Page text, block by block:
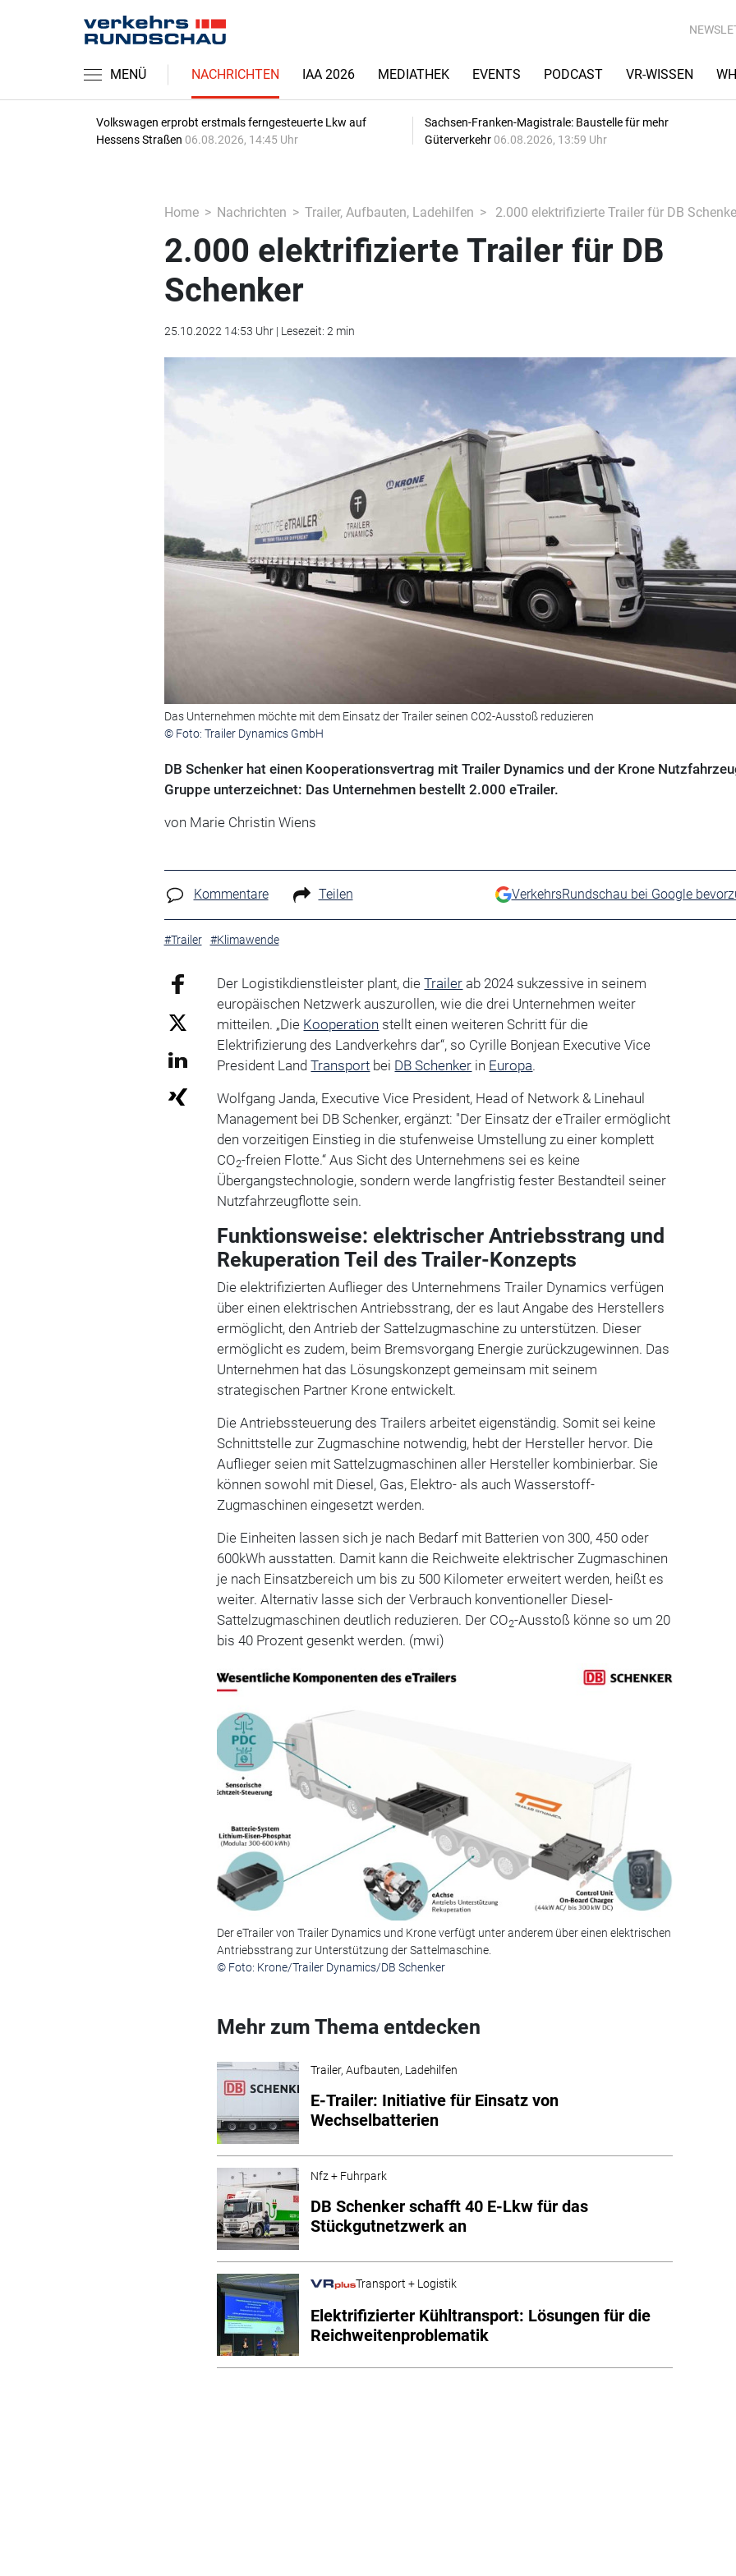
MENÜ NACHRICHTEN IAA 2026 MEDIATHEK EVENTS PODCAST VR-WISSEN
Volkswagen erprobt erstmals ferngesteuerte Lkw auf
Hessens Straßen 06.08.2026, 14:45 Uhr
Sachsen-Franken-Magistrale: Baustelle für mehr
Güterverkehr 06.08.2026, 13:59 Uhr
Home Nachrichten Trailer, Aufbauten, Ladehilfen 2.000 elektrifizierte Trailer für DB
2.000 elektrifizierte Trailer für DB
Schenker
25.10.2022 14:53 Uhr | Lesezeit: 2 min
Das Unternehmen möchte mit dem Einsatz der Trailer seinen CO2-Ausstoß reduzieren
© Foto: Trailer Dynamics GmbH
DB Schenker hat einen Kooperationsvertrag mit Trailer Dynamics und der Krone
Gruppe unterzeichnet: Das Unternehmen bestellt 2.000 eTrailer.
von Marie Christin Wiens
Kommentare Teilen VerkehrsRundschau bei Google
#Trailer #Klimawende
Der Logistikdienstleister plant, dieTrailer ab 2024 sukzessive in seinem
europäischen Netzwerk auszurollen, wie die drei Unternehmen weiter
mitteilen. „Die Kooperation stellt einen weiteren Schritt für die
Elektrifizierung des Landverkehrs dar“, so Cyrille Bonjean Executive Vice
President LandTransport bei DB Schenker in Europa.
Wolfgang Janda, Executive Vice President, Head of Network & Linehaul
Management bei DB Schenker, ergänzt: "Der Einsatz der eTrailer ermöglicht
den vorzeitigen Einstieg in die stufenweise Umstellung zu einer komplett
CO2-freien Flotte.“ Aus Sicht des Unternehmens sei es keine
Übergangstechnologie, sondern werde langfristig fester Bestandteil seiner
Nutzfahrzeugflotte sein.
Funktionsweise: elektrischer Antriebsstrang und
Rekuperation Teil des Trailer-Konzepts
Die elektrifizierten Auflieger des Unternehmens Trailer Dynamics verfügen
über einen elektrischen Antriebsstrang, der es laut Angabe des Herstellers
ermöglicht, den Antrieb der Sattelzugmaschine zu unterstützen. Dieser
ermöglicht es zudem, beim Bremsvorgang Energie zurückzugewinnen. Das
Unternehmen hat das Lösungskonzept gemeinsam mit seinem
strategischen Partner Krone entwickelt.
Die Antriebssteuerung des Trailers arbeitet eigenständig. Somit sei keine
Schnittstelle zur Zugmaschine notwendig, hebt der Hersteller hervor. Die
Auflieger seien mit Sattelzugmaschinen aller Hersteller kombinierbar. Sie
können sowohl mit Diesel, Gas, Elektro- als auch Wasserstoff-
Zugmaschinen eingesetzt werden.
Die Einheiten lassen sich je nach Bedarf mit Batterien von 300, 450 oder
600kWh ausstatten. Damit kann die Reichweite elektrischer Zugmaschinen
je nach Einsatzbereich um bis zu 500 Kilometer erweitert werden, heißt es
weiter. Alternativ lasse sich der Verbrauch konventioneller Diesel-
Sattelzugmaschinen deutlich reduzieren. Der CO2-Ausstoß könne so um 20
bis 40 Prozent gesenkt werden. (mwi)
Der eTrailer von Trailer Dynamics und Krone verfügt unter anderem über einen elektrischen
Antriebsstrang zur Unterstützung der Sattelmaschine.
© Foto: Krone/Trailer Dynamics/DB Schenker
Mehr zum Thema entdecken
Trailer, Aufbauten, Ladehilfen
E-Trailer: Initiative für Einsatz von
Wechselbatterien
Nfz + Fuhrpark
DB Schenker schafft 40 E-Lkw für das
Stückgutnetzwerk an
Transport + Logistik
Elektrifizierter Kühltransport: Lösungen für die
Reichweitenproblematik